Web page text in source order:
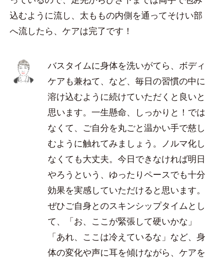
込むように流し、太ももの内側を通ってそけい部
へ流したら、ケアは完了です！
バスタイムに身体を洗いがてら、ボディ
ケアも兼ねて、など、毎日の習慣の中に
溶け込むように続けていただくと良いと
思います。一生懸命、しっかりと！では
なくて、ご自分を丸ごと温かい手で慈し
むように触れてみましょう。ノルマ化し
なくても大丈夫。今日できなければ明日
やろうという、ゆったりペースでも十分
効果を実感していただけると思います。
ぜひご自身とのスキンシップタイムとし
て、「お、ここが緊張して硬いかな」
「あれ、ここは冷えているな」など、身
体の変化や声に耳を傾けながら、ケアを